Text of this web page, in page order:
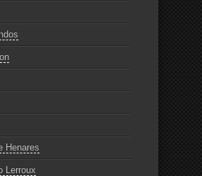
Henares
Lerroux